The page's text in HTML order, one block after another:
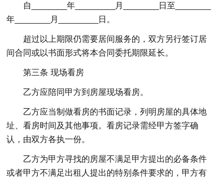
自________年_________月________日至________
年________月_________日。
超过以上期限仍需要居间服务的，双方另行签订居
间合同或以书面形式将本合同委托期限延长。
第三条 现场看房
乙方应陪同甲方到房屋现场看房。
乙方应当制做看房的书面记录，列明房屋的具体地
址、看房时间及其他事项。看房记录需经甲方签字确
认，由双方各执一份。
乙方为甲方寻找的房屋不满足甲方提出的必备条件
或者甲方不满足出租人提出的特别条件要求的，甲方有